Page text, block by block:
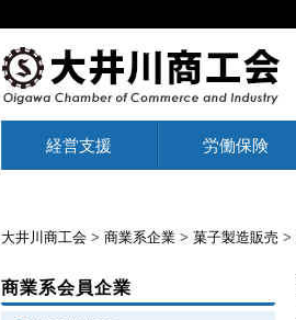
経営支援 労働保険
大井川商工会 > 商業系企業 > 菓子製造販売 >
商業系会員企業